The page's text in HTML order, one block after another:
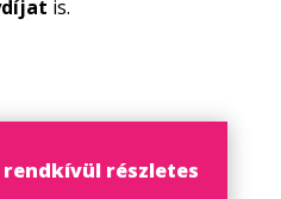
is.
rendkívül részletes